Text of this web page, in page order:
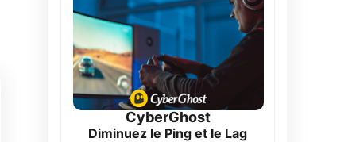
CyberGhost
Diminuez le Ping et le Lag